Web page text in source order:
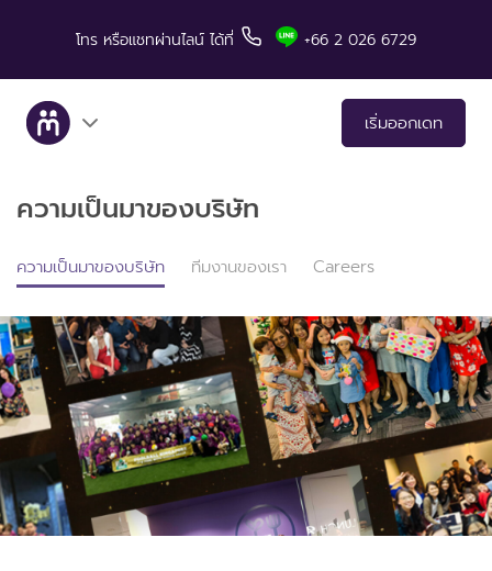
โทร หรือแชทผ่านไลน์ ได้ที่ +66 2 026 6729
เริ่มออกเดท
เกี่ยวกับเรา
บริการ
เรื่องราวคู่สำเร็จ
มีทแอนด์ลันช์ในสื่อต่างๆ
เคล็ดลับสำหรับการเดท
แอพมือถือ
ความเป็นมาของบริษัท
ความเป็นมาของบริษัท ทีมงานของเรา Careers